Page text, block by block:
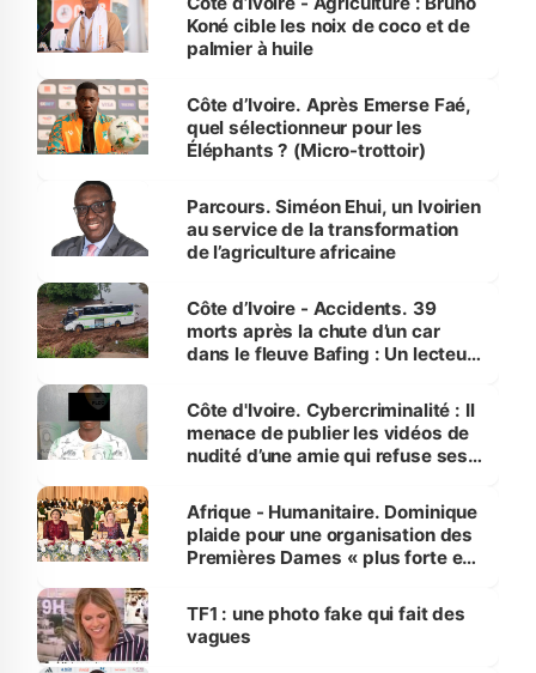
Koné cible les noix de coco et de
palmier à huile
Côte d’Ivoire. Après Emerse Faé,
quel sélectionneur pour les
Éléphants ? (Micro-trottoir)
Parcours. Siméon Ehui, un Ivoirien
au service de la transformation
de l’agriculture africaine
Côte d’Ivoire - Accidents. 39
morts après la chute d’un car
dans le fleuve Bafing : Un lecteur
des Transports
Côte d'Ivoire. Cybercriminalité : Il
menace de publier les vidéos de
nudité d’une amie qui refuse ses
Afrique - Humanitaire. Dominique
plaide pour une organisation des
Premières Dames « plus forte et
sur la scène internationale »
TF1 : une photo fake qui fait des
vagues